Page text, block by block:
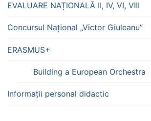
EVALUARE NAȚIONALĂ II, IV, VI, VIII
Concursul Național „Victor Giuleanu”
ERASMUS+
Building a European Orchestra
Informații personal didactic